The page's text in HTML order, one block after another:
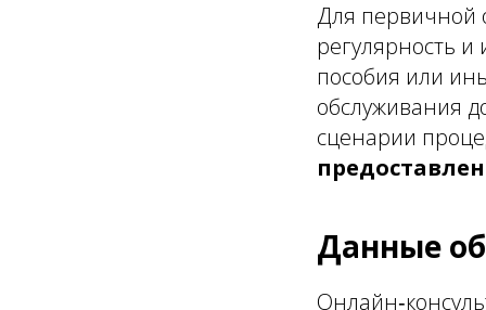
Для первичной
регулярность и
пособия или
обслуживания
сценарии
Данные